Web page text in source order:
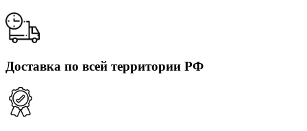
Доставка по всей территории РФ